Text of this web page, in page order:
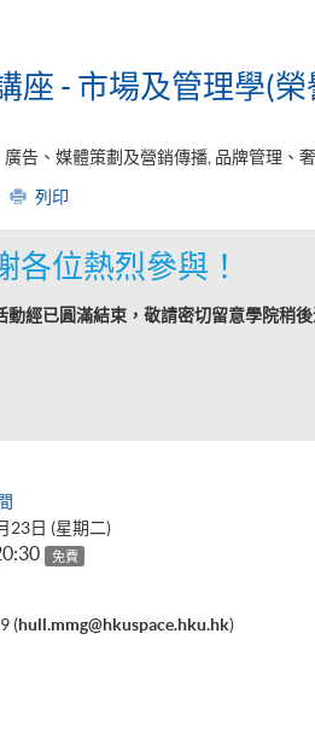
座 - 市場及管理學(
廣告、媒體策劃及營銷傳播, 品牌管理、
列印
各位熱烈參與！
動經已圓滿結束，敬請密切留意學院稍後
23日 (星期二)
免費
(hull.mmg@hkuspace.hku.hk)